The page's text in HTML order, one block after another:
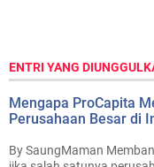
ENTRI YANG
Mengapa ProCapita
Perusahaan Besar di
By SaungMaman